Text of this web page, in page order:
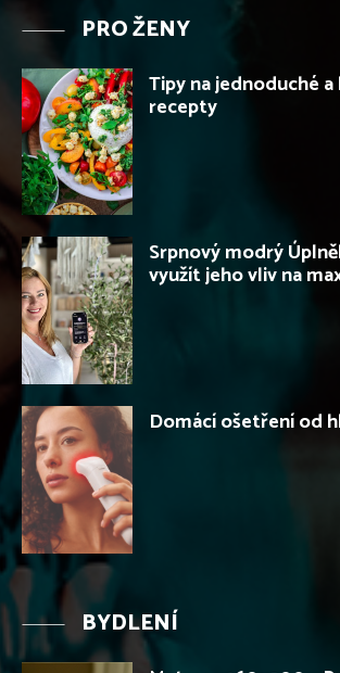
PRO ŽENY
Tipy na jednoduché
recepty
Srpnový modrý
využít jeho vliv na
Domácí ošetření od
BYDLENÍ